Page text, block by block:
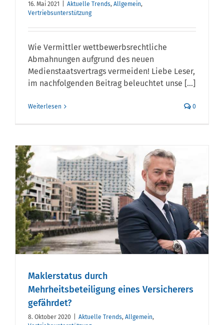
16. Mai 2021 Aktuelle Trends, Allgemein,
Vertriebsunterstützung
Wie Vermittler wettbewerbsrechtliche
Abmahnungen aufgrund des neuen
Medienstaatsvertrags vermeiden! Liebe Leser,
im nachfolgenden Beitrag beleuchtet unse [...]
Weiterlesen 0
Maklerstatus durch
Mehrheitsbeteiligung eines Versicherers
gefährdet?
8. Oktober 2020 Aktuelle Trends, Allgemein,